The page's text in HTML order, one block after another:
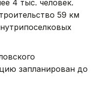
4 тыс. человек.
59 км
запланирован до